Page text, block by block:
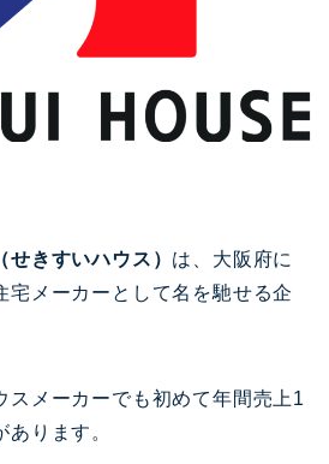
きすいハウス） は、大阪府に
宅メーカーとして名を馳せる企
スメーカーでも初めて年間売上1
ります。